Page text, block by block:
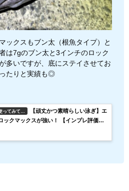
ックスもブン太（根魚タイプ）と
は7gのブン太と3インチのロック
多いですが、底にステイさせてお
たりと実績も◎
ってみて…
【頑丈かつ素晴らしい泳ぎ】エ
ックマックスが強い！ 【インプレ評価ま